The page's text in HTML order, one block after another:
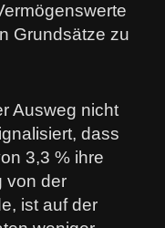
Grundsätze zu
Ausweg nicht
dass
3,3 % ihre
von der
ist auf der